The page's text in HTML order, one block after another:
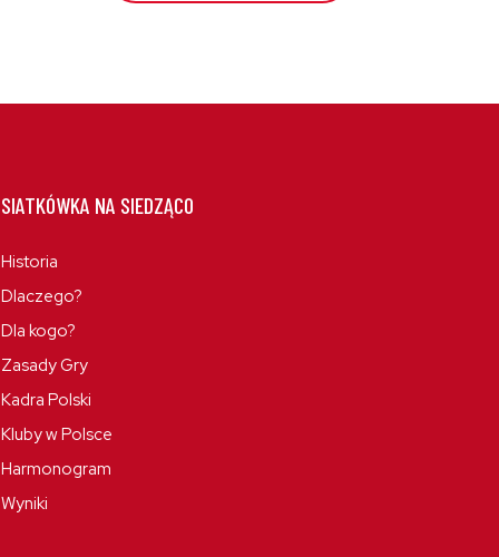
SIATKÓWKA NA SIEDZĄCO
Historia
Dlaczego?
Dla kogo?
Zasady Gry
Kadra Polski
Kluby w Polsce
Harmonogram
Wyniki